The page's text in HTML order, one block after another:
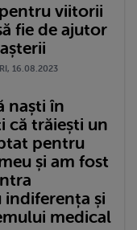
viitorii
fie de ajutor
16.08.2023
naști în
că trăiești un
pentru
și am fost
și
medical